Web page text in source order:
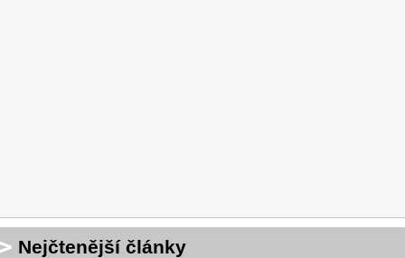
Nejčtenější články